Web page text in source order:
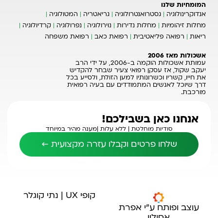
המומחיות שלנו
אנדוקרינולוגיה
גסטרואנטרולוגיה גריאטריה
המטולוגיה
מחלות זיהומיות
מחלות נדירות נוירולוגיה נפרולוגיה
קרדיולוגיה
ריאות
רפואה פליאטיבית רפואת כאב רפואת משפחה
אשכולות מאז 2006
עמותת אשכולות הוקמה ב-2006, על ידי הרב
יעקב שקול, אז עסקן רפואי צעיר שבחר להקדיש
את חייו, קשריו וכשרונותיו למען הזולת, ולסייע בכל
דרך שיוכל לאנשים המתמודדים עם בעיה רפואית
מורכבת.
אנחנו כאן בשבילכם!
סודיות מוחלטת | ללא עלות |מענה מהיר במיוחד
שלחו פרטים וקבלו עזרה מקצועית ←
עוצב ופותח ע"י אפרת
קופי UX | נתי קוגלר